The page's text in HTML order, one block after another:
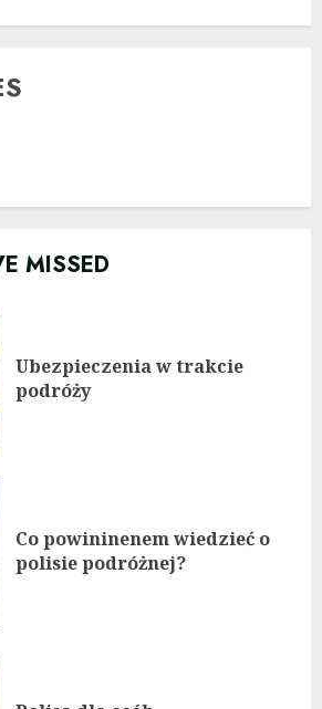
MISSED
Ubezpieczenia w trakcie
podróży
Co powininenem wiedzieć o
polisie podróżnej?